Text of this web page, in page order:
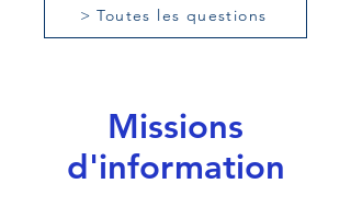
> Toutes les questions
Missions
d'information